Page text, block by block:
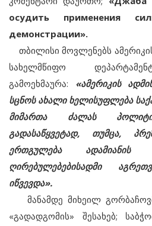
осудить применения
демонстрации».
თბილისი მოვლენებს
სახელმწიფო
გამოეხმაურა: «ამერიკის
სცნოს ახალი ხელისუფლება
მიმართა ძალას
გადასაწყვეტად, თუმცა,
ერთგულება ადამიანის
ღირებულებებისადმი
იწვევდა».
მანამდე მიხეილ
«გადადგომის» შესახებ;